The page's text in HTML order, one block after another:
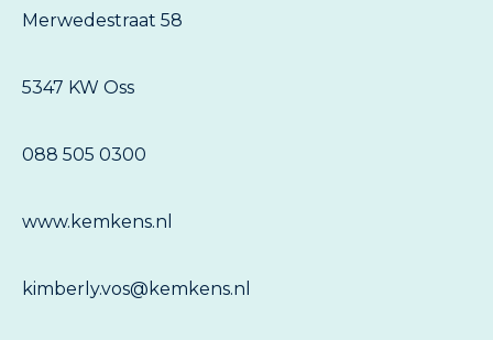
Merwedestraat 58
5347 KW Oss
088 505 0300
www.kemkens.nl
kimberly.vos@kemkens.nl